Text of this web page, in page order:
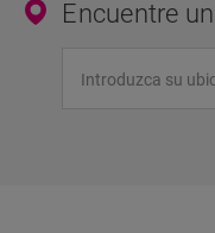
Encuentre